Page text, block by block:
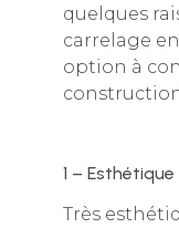
quelques
carrelage
option à
1 –
Très